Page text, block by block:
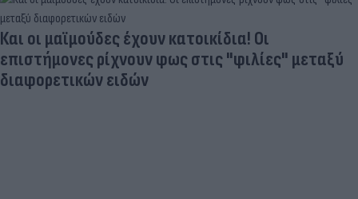
Και οι μαϊμούδες έχουν κατοικίδια! Οι
επιστήμονες ρίχνουν φως στις "φιλίες" μεταξύ
διαφορετικών ειδών